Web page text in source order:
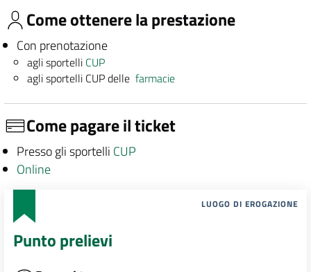
Come ottenere la prestazione
Con prenotazione
agli sportelli CUP
agli sportelli CUP dellefarmacie
Come pagare il ticket
Presso gli sportelli CUP
Online
LUOGO DI EROGAZIONE
Punto prelievi